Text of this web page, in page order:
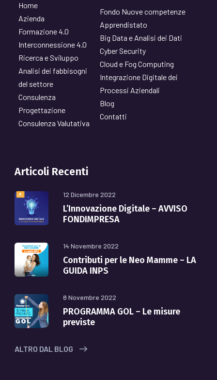
Home
Azienda
Formazione 4.0
Interconnessione 4.0
Ricerca e Sviluppo
Analisi dei fabbisogni
del settore
Consulenza
Progettazione
Consulenza Valutativa
Fondo Nuove competenze
Apprendistato
Big Data e Analisi dei Dati
Cyber Security
Cloud e Fog Computing
Integrazione Digitale dei
Processi Aziendali
Blog
Contatti
Articoli Recenti
12 Dicembre 2022
L’Innovazione Digitale – AVVISO
FONDIMPRESA
14 Novembre 2022
Contributi per le Neo Mamme – LA
GUIDA INPS
8 Novembre 2022
PROGRAMMA GOL – Le misure
previste
ALTRO DAL BLOG